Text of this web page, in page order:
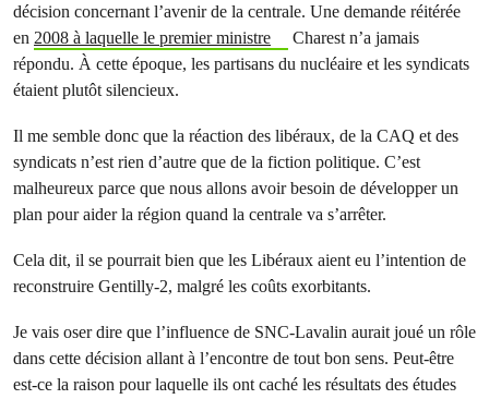
décision concernant l’avenir de la centrale. Une demande réitérée
en 2008 à laquelle le premier ministre
Charest n’a jamais
répondu. À cette époque, les partisans du nucléaire et les syndicats
étaient plutôt silencieux.
Il me semble donc que la réaction des libéraux, de la CAQ et des
syndicats n’est rien d’autre que de la fiction politique. C’est
malheureux parce que nous allons avoir besoin de développer un
plan pour aider la région quand la centrale va s’arrêter.
Cela dit, il se pourrait bien que les Libéraux aient eu l’intention de
reconstruire Gentilly-2, malgré les coûts exorbitants.
Je vais oser dire que l’influence de SNC-Lavalin aurait joué un rôle
dans cette décision allant à l’encontre de tout bon sens. Peut-être
est-ce la raison pour laquelle ils ont caché les résultats des études